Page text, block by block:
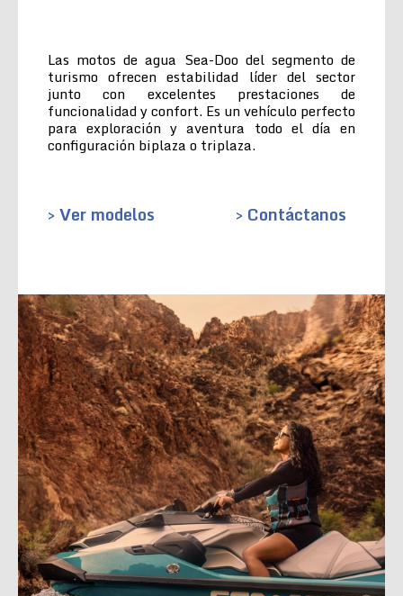
Las motos de agua Sea-Doo del segmento de
turismo ofrecen estabilidad líder del sector
junto con excelentes prestaciones de
funcionalidad y confort. Es un vehículo perfecto
para exploración y aventura todo el día en
configuración biplaza o triplaza.
> Ver modelos > Contáctanos